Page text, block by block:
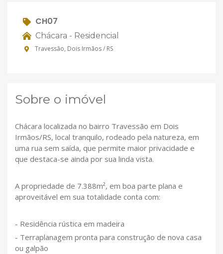
CH07
Chácara - Residencial
Travessão, Dois Irmãos / RS
Sobre o imóvel
Chácara localizada no bairro Travessão em Dois
Irmãos/RS, local tranquilo, rodeado pela natureza, em
uma rua sem saída, que permite maior privacidade e
que destaca-se ainda por sua linda vista.
A propriedade de 7.388m², em boa parte plana e
aproveitável em sua totalidade conta com:
- Residência rústica em madeira
- Terraplanagem pronta para construção de nova casa
ou galpão